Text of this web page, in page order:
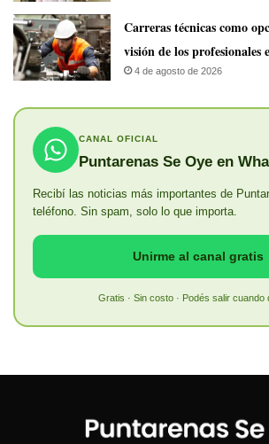
Carreras técnicas como
visión de los profesionales
4 de agosto de 2026
CANAL OFICIAL
Puntarenas Se Oye en
Recibí las noticias más importantes de
teléfono. Sin spam, solo lo que importa.
Unirme al canal gratis
Gratis · Sin costo · Podés salir cuando